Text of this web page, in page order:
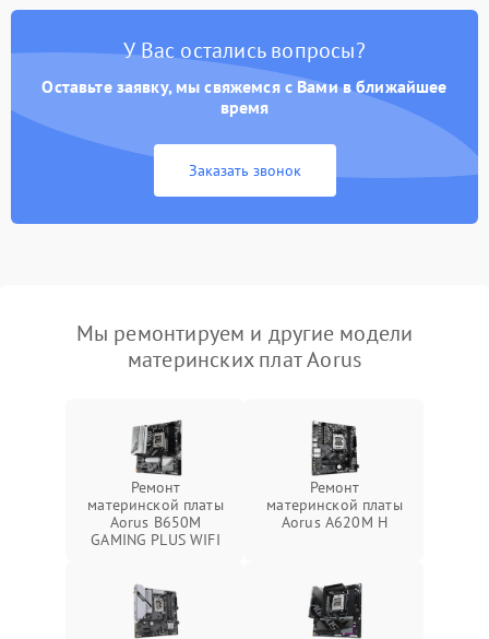
У Вас остались вопросы?
Оставьте заявку, мы свяжемся с Вами в ближайшее
время
Заказать звонок
Мы ремонтируем и другие модели
материнских плат Aorus
Ремонт
материнской платы
Aorus B650M
GAMING PLUS WIFI
Ремонт
материнской платы
Aorus A620M H